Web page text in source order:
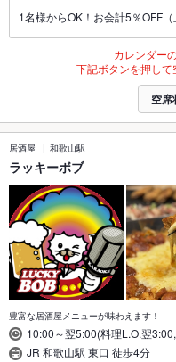
1名様からOK！お会計5％OFF
カレンダー
下記ボタンを押して
空席
居酒屋 和歌山駅
ラッキーボブ
豊富な居酒屋メニューが味わえます！
10:00～翌5:00(料理L.O.翌
JR 和歌山駅 東口 徒歩4分